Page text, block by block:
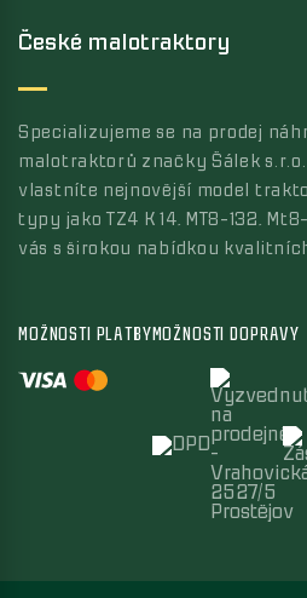
České malotraktory
Specializujeme se na prodej
malotraktorů značky Šálek s.r.o.
vlastníte nejnovější model
typy jako TZ4 K 14, MT8-132,
vás s širokou nabídkou
MOŽNOSTI PLATBY MOŽNOSTI DOPRAVY